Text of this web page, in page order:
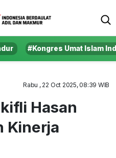
#Kongres Umat Islam
Rabu , 22 Oct 2025, 08:39 WIB
Hasan
Kinerja